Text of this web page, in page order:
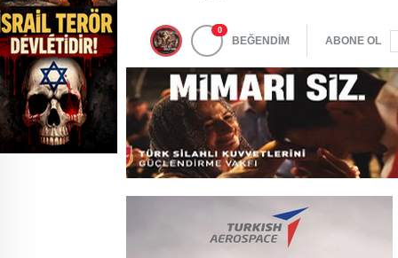
0
BEĞENDİM ABONE OL